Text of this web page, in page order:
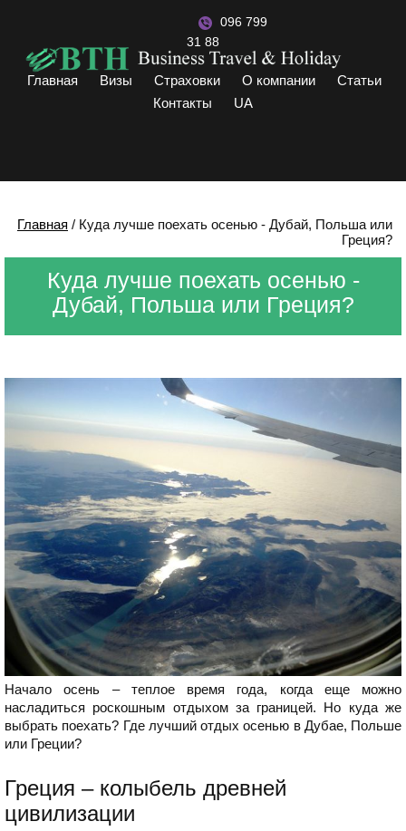
Главная Визы Страховки О компании
Статьи
Контакты
UA
096 799
31 88
Главная / Куда лучше поехать осенью - Дубай, Польша или
Греция?
Куда лучше поехать осенью -
Дубай, Польша или Греция?
Начало осень – теплое время года, когда еще можно
насладиться роскошным отдыхом за границей. Но куда же
выбрать поехать? Где лучший отдых осенью в Дубае, Польше
или Греции?
Греция – колыбель древней
цивилизации